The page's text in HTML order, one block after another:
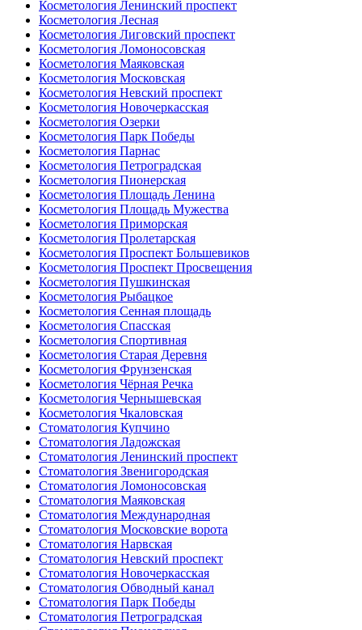
Косметология Ленинский проспект
Косметология Лесная
Косметология Лиговский проспект
Косметология Ломоносовская
Косметология Маяковская
Косметология Московская
Косметология Невский проспект
Косметология Новочеркасская
Косметология Озерки
Косметология Парк Победы
Косметология Парнас
Косметология Петроградская
Косметология Пионерская
Косметология Площадь Ленина
Косметология Площадь Мужества
Косметология Приморская
Косметология Пролетарская
Косметология Проспект Большевиков
Косметология Проспект Просвещения
Косметология Пушкинская
Косметология Рыбацкое
Косметология Сенная площадь
Косметология Спасская
Косметология Спортивная
Косметология Старая Деревня
Косметология Фрунзенская
Косметология Чёрная Речка
Косметология Чернышевская
Косметология Чкаловская
Стоматология Купчино
Стоматология Ладожская
Стоматология Ленинский проспект
Стоматология Звенигородская
Стоматология Ломоносовская
Стоматология Маяковская
Стоматология Международная
Стоматология Московские ворота
Стоматология Нарвская
Стоматология Невский проспект
Стоматология Новочеркасская
Стоматология Обводный канал
Стоматология Парк Победы
Стоматология Петроградская